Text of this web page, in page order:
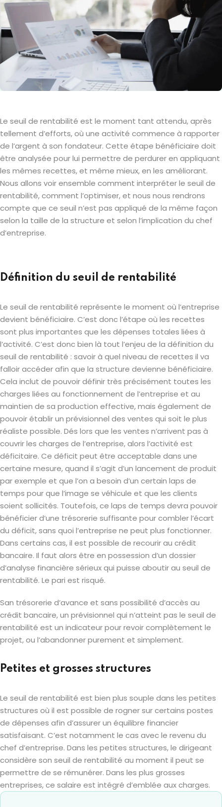
Le seuil de rentabilité est le moment tant attendu, après
tellement d’efforts, où une activité commence à rapporter
de l’argent à son fondateur. Cette étape bénéficiaire doit
être analysée pour lui permettre de perdurer en appliquant
les mêmes recettes, et même mieux, en les améliorant.
Nous allons voir ensemble comment interpréter le seuil de
rentabilité, comment l’optimiser, et nous nous rendrons
compte que ce seuil n’est pas appliqué de la même façon
selon la taille de la structure et selon l’implication du chef
d’entreprise.
Définition du seuil de rentabilité
Le seuil de rentabilité représente le moment où l’entreprise
devient bénéficiaire. C’est donc l’étape où les recettes
sont plus importantes que les dépenses totales liées à
l’activité. C’est donc bien là tout l’enjeu de la définition du
seuil de rentabilité : savoir à quel niveau de recettes il va
falloir accéder afin que la structure devienne bénéficiaire.
Cela inclut de pouvoir définir très précisément toutes les
charges liées au fonctionnement de l’entreprise et au
maintien de sa production effective, mais également de
pouvoir établir un prévisionnel des ventes qui soit le plus
réaliste possible. Dés lors que les ventes n’arrivent pas à
couvrir les charges de l’entreprise, alors l’activité est
déficitaire. Ce déficit peut être acceptable dans une
certaine mesure, quand il s’agit d’un lancement de produit
par exemple et que l’on a besoin d’un certain laps de
temps pour que l’image se véhicule et que les clients
soient sollicités. Toutefois, ce laps de temps devra pouvoir
bénéficier d’une trésorerie suffisante pour combler l’écart
du déficit, sans quoi l’entreprise ne peut plus fonctionner.
Dans certains cas, il est possible de recourir au crédit
bancaire. Il faut alors être en possession d’un dossier
d’analyse financière sérieux qui puisse aboutir au seuil de
rentabilité. Le pari est risqué.
San trésorerie d’avance et sans possibilité d’accès au
crédit bancaire, un prévisionnel qui n’atteint pas le seuil de
rentabilité est un indicateur pour revoir complètement le
projet, ou l’abandonner purement et simplement.
Petites et grosses structures
Le seuil de rentabilité est bien plus souple dans les petites
structures où il est possible de rogner sur certains postes
de dépenses afin d’assurer un équilibre financier
satisfaisant. C’est notamment le cas avec le revenu du
chef d’entreprise. Dans les petites structures, le dirigeant
considère son seuil de rentabilité au moment il peut se
permettre de se rémunérer. Dans les plus grosses
entreprises, ce salaire est intégré d’emblée aux charges.